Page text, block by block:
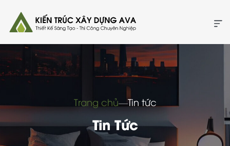
Trang chủ―Tin tức
Tin Tức